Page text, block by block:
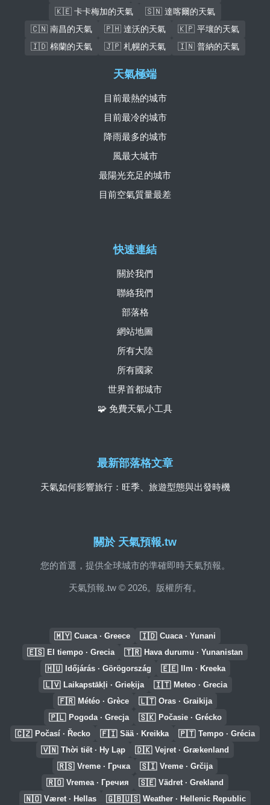
🇰🇪 卡卡梅加的天氣
🇸🇳 達喀爾的天氣
🇨🇳 南昌的天氣
🇵🇭 達沃的天氣
🇰🇵 平壤的天氣
🇮🇩 棉蘭的天氣
🇯🇵 札幌的天氣 🇮🇳 普納的天氣
關於 天氣預報.tw
您的首選，提供全球城市的準確即時天氣預報。
天氣預報.tw © 2026。版權所有。
快速連結
關於我們
聯絡我們
部落格
網站地圖
所有大陸
所有國家
世界首都城市
🧩 免費天氣小工具
天氣極端
目前最熱的城市
目前最冷的城市
降雨最多的城市
風最大城市
最陽光充足的城市
目前空氣質量最差
最新部落格文章
天氣如何影響旅行：旺季、旅遊型態與出發時機
🇲🇾 Cuaca · Greece 🇮🇩 Cuaca · Yunani
🇪🇸 El tiempo · Grecia 🇹🇷 Hava durumu · Yunanistan
🇭🇺 Időjárás · Görögország 🇪🇪 Ilm · Kreeka
🇱🇻 Laikapstākļi · Grieķija 🇮🇹 Meteo · Grecia
🇫🇷 Météo · Grèce 🇱🇹 Oras · Graikija
🇵🇱 Pogoda · Grecja 🇸🇰 Počasie · Grécko
🇨🇿 Počasí · Řecko 🇫🇮 Sää · Kreikka 🇵🇹 Tempo · Grécia
🇻🇳 Thời tiết · Hy Lạp 🇩🇰 Vejret · Grækenland
🇷🇸 Vreme · Грчка 🇸🇮 Vreme · Grčija
🇷🇴 Vremea · Гречия 🇸🇪 Vädret · Grekland
🇳🇴 Været · Hellas 🇬🇧🇺🇸 Weather · Hellenic Republic